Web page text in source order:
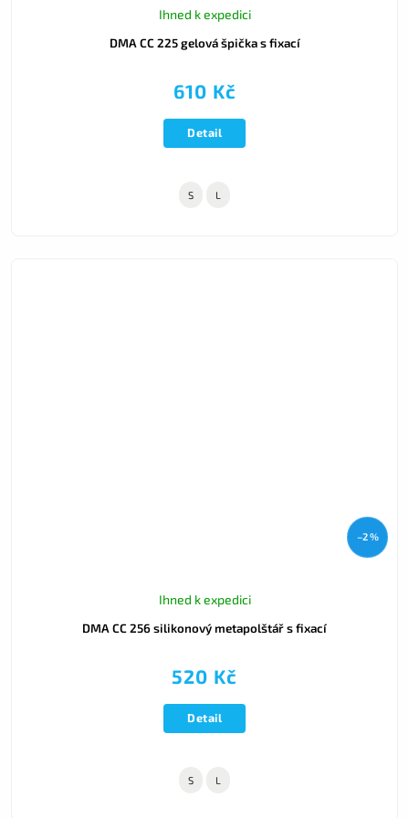
DMA CC 225 gelová špička s fixací
Ihned k expedici
610 Kč
Detail
S L
–2 %
DMA CC 256 silikonový metapolštář s fixací
Ihned k expedici
520 Kč
Detail
S L